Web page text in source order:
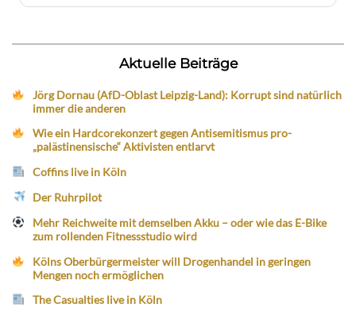
Aktuelle Beiträge
Jörg Dornau (AfD-Oblast Leipzig-Land): Korrupt sind natürlich
immer die anderen
Wie ein Hardcorekonzert gegen Antisemitismus pro-
„palästinensische“ Aktivisten entlarvt
Coffins live in Köln
Der Ruhrpilot
Mehr Reichweite mit demselben Akku – oder wie das E-Bike
zum rollenden Fitnessstudio wird
Kölns Oberbürgermeister will Drogenhandel in geringen
Mengen noch ermöglichen
The Casualties live in Köln